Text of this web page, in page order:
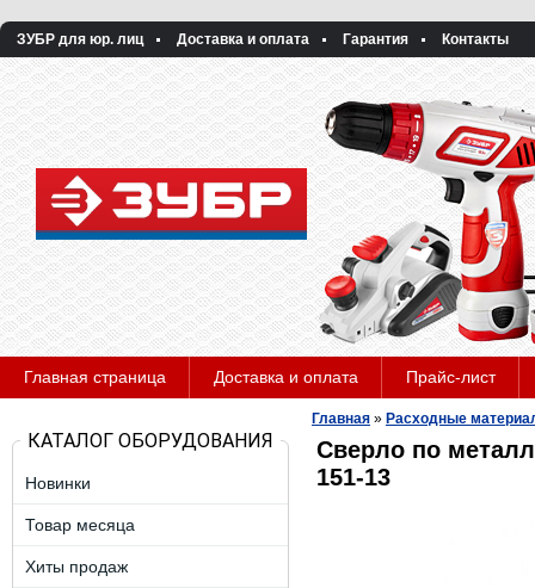
ЗУБР для юр. лиц Доставка и оплата Гарантия Контакты
Главная страница Доставка и оплата Прайс-лист
КАТАЛОГ ОБОРУДОВАНИЯ
Новинки
Товар месяца
Хиты продаж
Главная » Расходные
Сверло по
151-13